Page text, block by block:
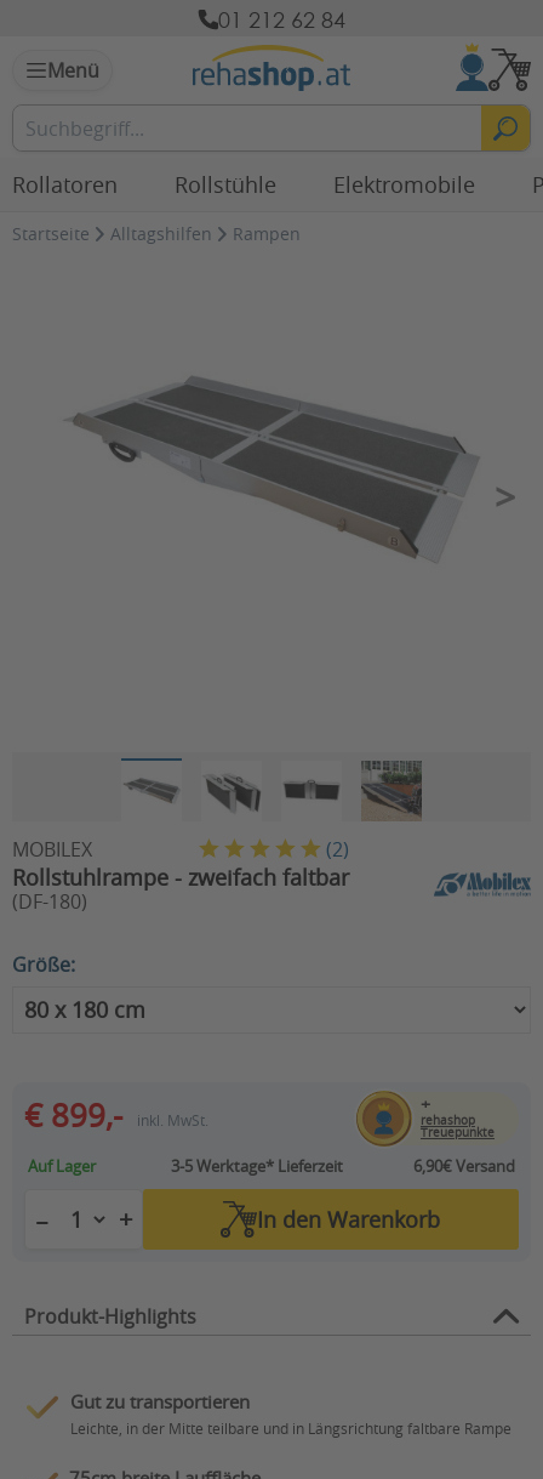
01 212 62 84
Menü
Rollatoren Rollstühle Elektromobile
Startseite Alltagshilfen Rampen
MOBILEX (2)
Rollstuhlrampe - zweifach faltbar
(DF-180)
Größe:
€ 899,- inkl. MwSt.
+
rehashop
Treuepunkte
Auf Lager 3-5 Werktage*Lieferzeit 6,90€ Versand
− + In den Warenkorb
Produkt-Highlights
Gut zu transportieren
Leichte, in der Mitte teilbare und in Längsrichtung faltbare Rampe